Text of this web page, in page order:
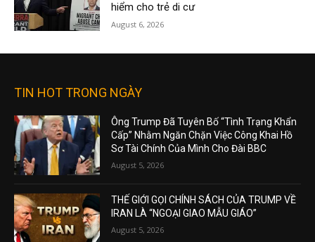
hiểm cho trẻ di cư
August 6, 2026
TIN HOT TRONG NGÀY
Ông Trump Đã Tuyên Bố “Tình Trạng Khẩn
Cấp” Nhằm Ngăn Chặn Việc Công Khai Hồ
Sơ Tài Chính Của Mình Cho Đài BBC
August 5, 2026
THẾ GIỚI GỌI CHÍNH SÁCH CỦA TRUMP VỀ
IRAN LÀ “NGOẠI GIAO MẪU GIÁO”
August 5, 2026